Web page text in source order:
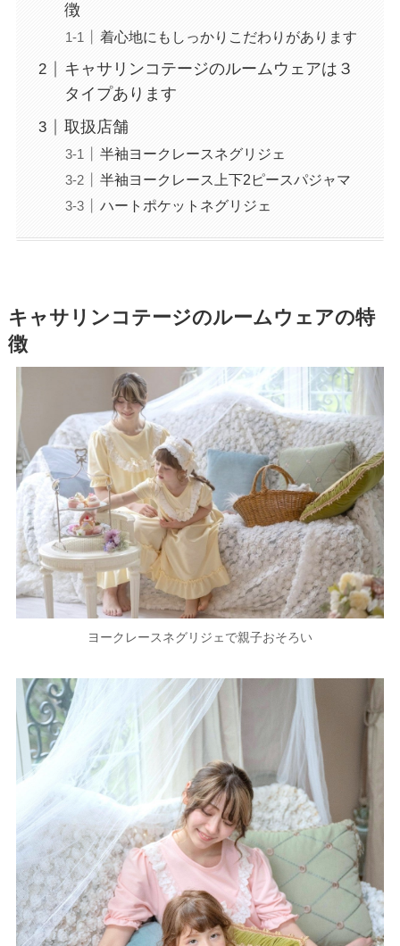
徴
着心地にもしっかりこだわりがあります
キャサリンコテージのルームウェアは３
タイプあります
取扱店舗
半袖ヨークレースネグリジェ
半袖ヨークレース上下2ピースパジャマ
ハートポケットネグリジェ
キャサリンコテージのルームウェアの特
徴
ヨークレースネグリジェで親子おそろい